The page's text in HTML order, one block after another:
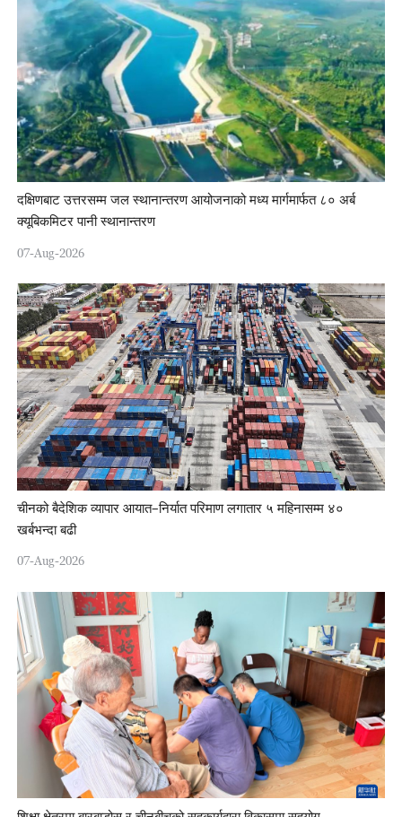
दक्षिणबाट उत्तरसम्म जल स्थानान्तरण आयोजनाको मध्य मार्गमार्फत ८० अर्ब
क्यूबिकमिटर पानी स्थानान्तरण
07-Aug-2026
चीनको बैदेशिक व्यापार आयात–निर्यात परिमाण लगातार ५ महिनासम्म ४०
खर्बभन्दा बढी
07-Aug-2026